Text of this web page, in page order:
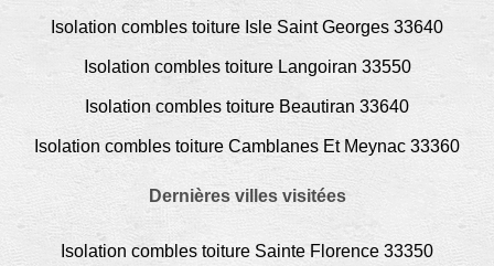
Isolation combles toiture Isle Saint Georges 33640
Isolation combles toiture Langoiran 33550
Isolation combles toiture Beautiran 33640
Isolation combles toiture Camblanes Et Meynac 33360
Dernières villes visitées
Isolation combles toiture Sainte Florence 33350